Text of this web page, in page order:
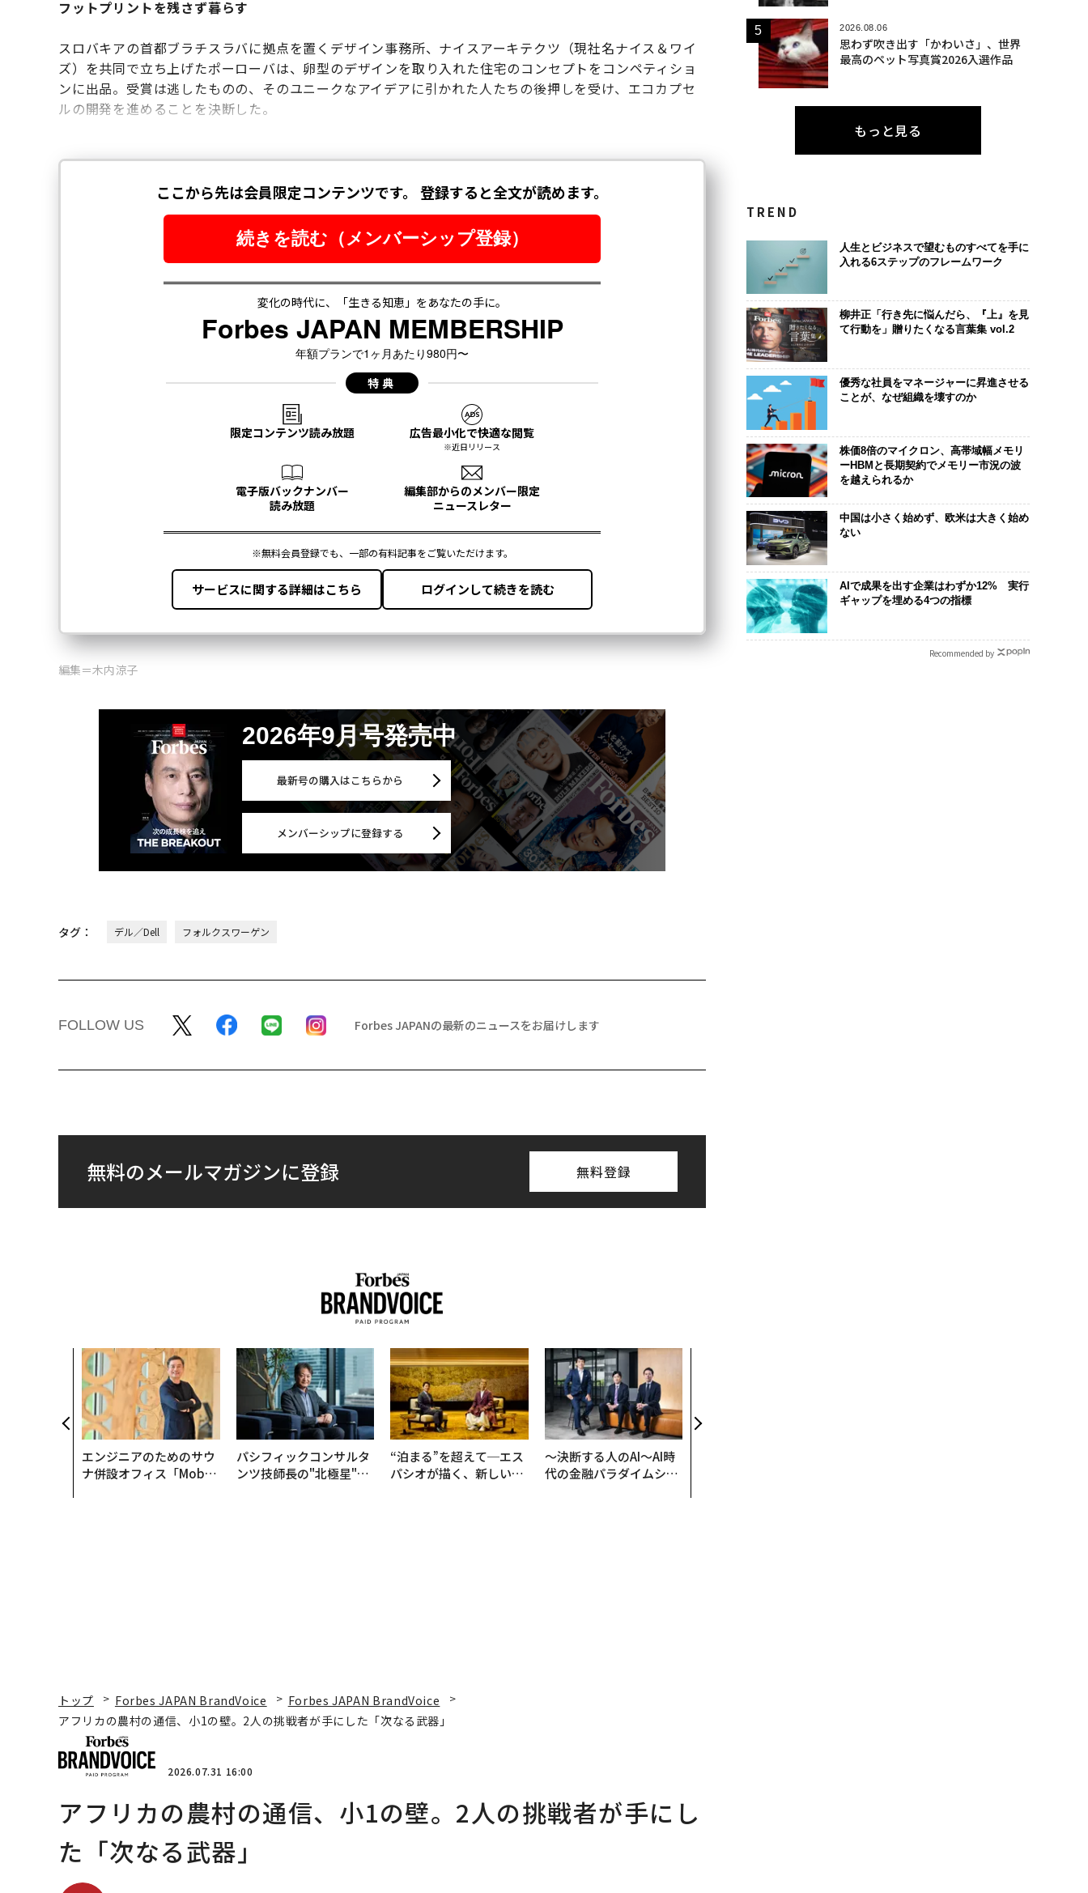
フットプリントを残さず暮らす
スロバキアの首都ブラチスラバに拠点を置くデザイン事務所、ナイスアーキテクツ（現社名ナイス＆ワイ
ズ）を共同で立ち上げたポーローバは、卵型のデザインを取り入れた住宅のコンセプトをコンペティショ
ンに出品。受賞は逃したものの、そのユニークなアイデアに引かれた人たちの後押しを受け、エコカプセ
ルの開発を進めることを決断した。
編集＝木内涼子
2026年9月号発売中
最新号の購入はこちらから
メンバーシップに登録する
タグ： デル／Dell フォルクスワーゲン
FOLLOW US Forbes JAPANの最新のニュースをお届けします
無料のメールマガジンに登録 無料登録
エンジニアのためのサウ
ナ併設オフィス「Mobiu
パシフィックコンサルタ
ンツ技師長の"北極星"。
“泊まる”を超えて─エス
パシオが描く、新しい日
〜決断する人のAI〜AI時
代の金融パラダイムシフ
ションの10年
2026.08.06
思わず吹き出す「かわいさ」、世界
最高のペット写真賞2026入選作品
もっと見る
TREND
人生とビジネスで望むものすべてを手に
入れる6ステップのフレームワーク
柳井正「行き先に悩んだら、『上』を見
て行動を」贈りたくなる言葉集 vol.2
優秀な社員をマネージャーに昇進させる
ことが、なぜ組織を壊すのか
株価8倍のマイクロン、高帯域幅メモリ
ーHBMと長期契約でメモリー市況の波
を越えられるか
中国は小さく始めず、欧米は大きく始め
ない
AIで成果を出す企業はわずか12% 実行
ギャップを埋める4つの指標
Recommended by
トップ Forbes JAPAN BrandVoice
Forbes JAPAN BrandVoice
アフリカの農村の通信、小1の壁。2人の挑戦者が手にした「次なる武器」
2026.07.31 16:00
アフリカの農村の通信、小1の壁。2人の挑戦者が手にし
た「次なる武器」